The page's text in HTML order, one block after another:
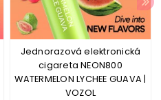
Jednorazová elektronická
cigareta NEON800
WATERMELON LYCHEE GUAVA |
VOZOL